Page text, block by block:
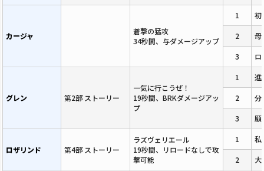
カージャ
蒼撃の猛攻
34秒間、与ダメージアップ
1 初
2 母
3 ロ
グレン 第2部 ストーリー
一気に行こうぜ！
19秒間、BRKダメージアッ
プ
1 進
2 分
3 願
ロザリンド 第4部 ストーリー
ラズヴェリエール
19秒間、リロードなしで攻
撃可能
1 私
2 大